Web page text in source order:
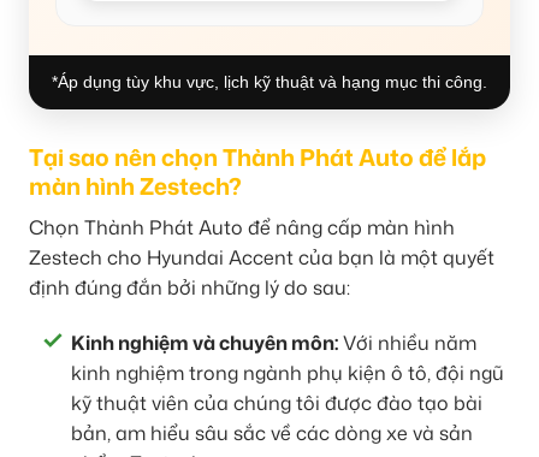
*Áp dụng tùy khu vực, lịch kỹ thuật và hạng mục thi công.
Tại sao nên chọn Thành Phát Auto để lắp
màn hình Zestech?
Chọn Thành Phát Auto để nâng cấp màn hình
Zestech cho Hyundai Accent của bạn là một quyết
định đúng đắn bởi những lý do sau:
Kinh nghiệm và chuyên môn:Với nhiều năm
kinh nghiệm trong ngành phụ kiện ô tô, đội ngũ
kỹ thuật viên của chúng tôi được đào tạo bài
bản, am hiểu sâu sắc về các dòng xe và sản